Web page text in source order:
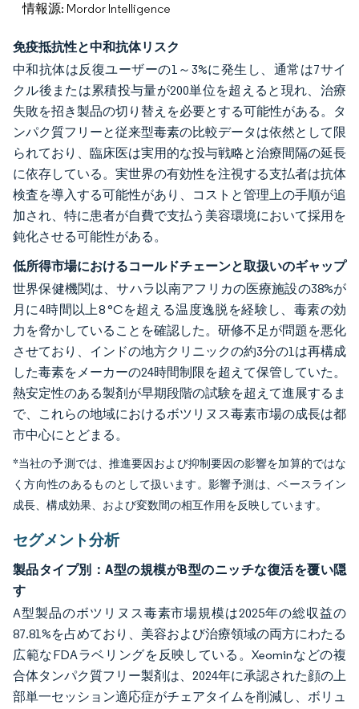
情報源: Mordor Intelligence
免疫抵抗性と中和抗体リスク
中和抗体は反復ユーザーの1～3%に発生し、通常は7サイ
クル後または累積投与量が200単位を超えると現れ、治療
失敗を招き製品の切り替えを必要とする可能性がある。タ
ンパク質フリーと従来型毒素の比較データは依然として限
られており、臨床医は実用的な投与戦略と治療間隔の延長
に依存している。実世界の有効性を注視する支払者は抗体
検査を導入する可能性があり、コストと管理上の手順が追
加され、特に患者が自費で支払う美容環境において採用を
鈍化させる可能性がある。
低所得市場におけるコールドチェーンと取扱いのギャップ
世界保健機関は、サハラ以南アフリカの医療施設の38%が
月に4時間以上8 °Cを超える温度逸脱を経験し、毒素の効
力を脅かしていることを確認した。研修不足が問題を悪化
させており、インドの地方クリニックの約3分の1は再構成
した毒素をメーカーの24時間制限を超えて保管していた。
熱安定性のある製剤が早期段階の試験を超えて進展するま
で、これらの地域におけるボツリヌス毒素市場の成長は都
市中心にとどまる。
*当社の予測では、推進要因および抑制要因の影響を加算的ではな
く方向性のあるものとして扱います。影響予測は、ベースライン
成長、構成効果、および変数間の相互作用を反映しています。
セグメント分析
製品タイプ別：A型の規模がB型のニッチな復活を覆い隠
す
A型製品のボツリヌス毒素市場規模は2025年の総収益の
87.81%を占めており、美容および治療領域の両方にわたる
広範なFDAラベリングを反映している。Xeominなどの複
合体タンパク質フリー製剤は、2024年に承認された顔の上
部単一セッション適応症がチェアタイムを削減し、ボリュ